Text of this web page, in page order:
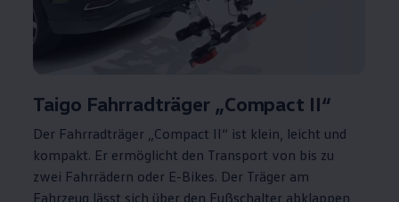
Taigo Fahrradträger „Compact II“
Der Fahrradträger „Compact II“ ist klein, leicht und
kompakt. Er ermöglicht den Transport von bis zu
zwei Fahrrädern oder E-Bikes. Der Träger am
Fahrzeug lässt sich über den Fußschalter abklappen,